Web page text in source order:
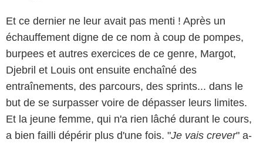
Et ce dernier ne leur avait pas menti ! Après un
échauffement digne de ce nom à coup de pompes,
burpees et autres exercices de ce genre, Margot,
Djebril et Louis ont ensuite enchaîné des
entraînements, des parcours, des sprints... dans le
but de se surpasser voire de dépasser leurs limites.
Et la jeune femme, qui n'a rien lâché durant le cours,
a bien failli dépérir plus d'une fois. "Je vais crever" a-